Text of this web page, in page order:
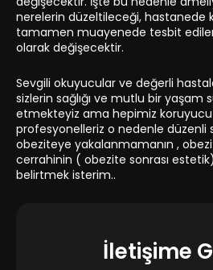
nerelerin düzeltileceği, hastanede
tamamen muayenede tesbit
olarak değişecektir.
Sevgili okuyucular ve değerli
sizlerin sağlığı ve mutlu bir
etmekteyiz ama hepimiz
profesyonelleriz o nedenle düzenli
obeziteye yakalanmamanın ,
cerrahinin ( obezite sonrası
belirtmek isterim..
İletişime